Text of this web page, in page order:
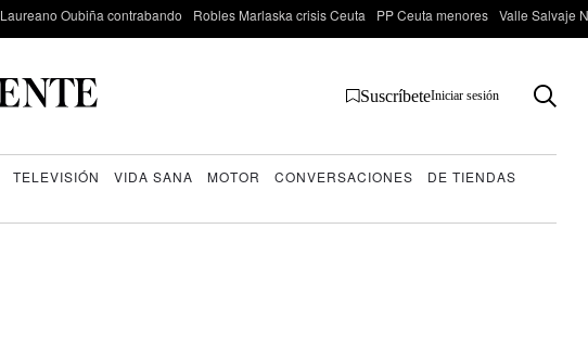
Laureano Oubiña contrabando Robles Marlaska crisis Ceuta PP Ceuta menores Valle Salvaje
SuscríbeteIniciar sesión
TELEVISIÓN VIDA SANA MOTOR CONVERSACIONES
DE TIENDAS